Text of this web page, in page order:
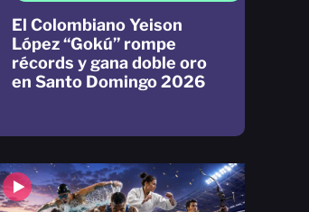
El Colombiano Yeison
López “Gokú” rompe
récords y gana doble oro
en Santo Domingo 2026